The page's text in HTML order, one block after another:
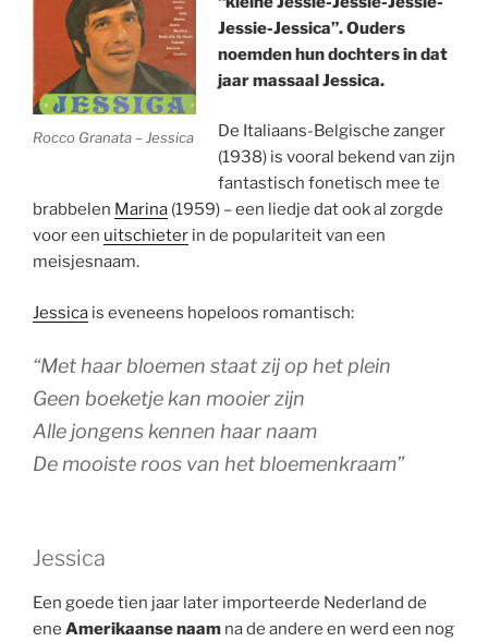
Rocco Granata – Jessica
Jessie-Jessica”. Ouders
noemden hun dochters in dat
jaar massaal Jessica.
De Italiaans-Belgische zanger
(1938) is vooral bekend van zijn
fantastisch fonetisch mee te
brabbelen Marina (1959) – een liedje dat ook al zorgde
voor een uitschieter in de populariteit van een
meisjesnaam.
Jessica is eveneens hopeloos romantisch:
“Met haar bloemen staat zij op het plein
Geen boeketje kan mooier zijn
Alle jongens kennen haar naam
De mooiste roos van het bloemenkraam”
Jessica
Een goede tien jaar later importeerde Nederland de
ene Amerikaanse naam na de andere en werd een nog